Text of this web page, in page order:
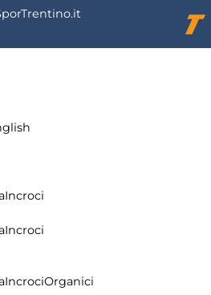
Incroci
Incroci
IncrociOrganici